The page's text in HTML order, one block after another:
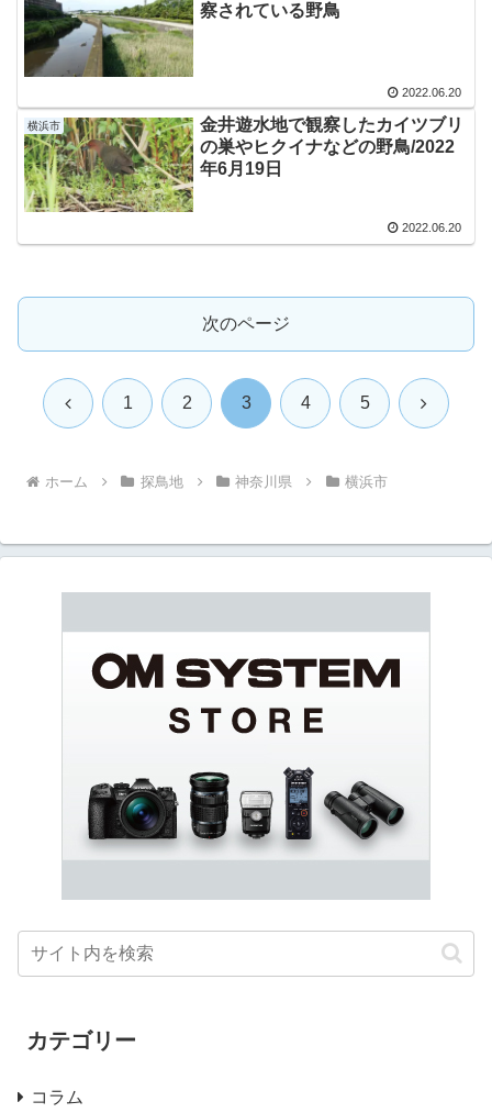
察されている野鳥
2022.06.20
横浜市
金井遊水地で観察したカイツブリ
の巣やヒクイナなどの野鳥/2022
年6月19日
2022.06.20
次のページ
前 1 2 3 4 5 次
ホーム 探鳥地 神奈川県 横浜市
カテゴリー
コラム